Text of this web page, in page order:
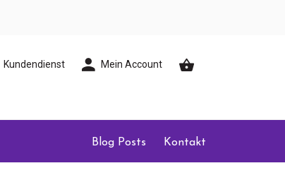
Kundendienst Mein Account
Blog Posts Kontakt